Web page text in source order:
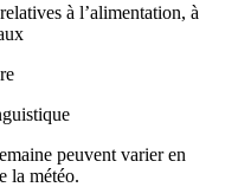
à l’alimentation, à
peuvent varier en
la météo.